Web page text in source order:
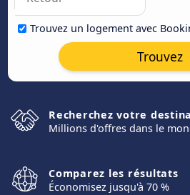
Trouvez un logement avec
Trouvez
Recherchez votre
Millions d'offres dans le
Comparez les résultats
Économisez jusqu'à 70 %